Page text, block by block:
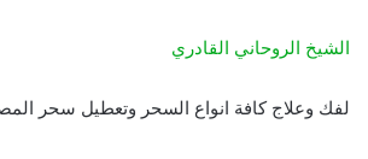
الشيخ الروحاني القادري
لفك وعلاج كافة انواع السحر وتعطيل سحر